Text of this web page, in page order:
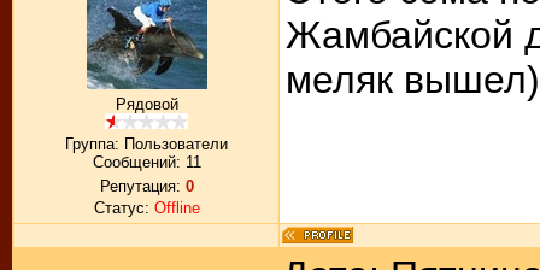
Рядовой
Группа: Пользователи
Сообщений: 11
Репутация: 0
Статус: Offline
Жамбайской
меляк